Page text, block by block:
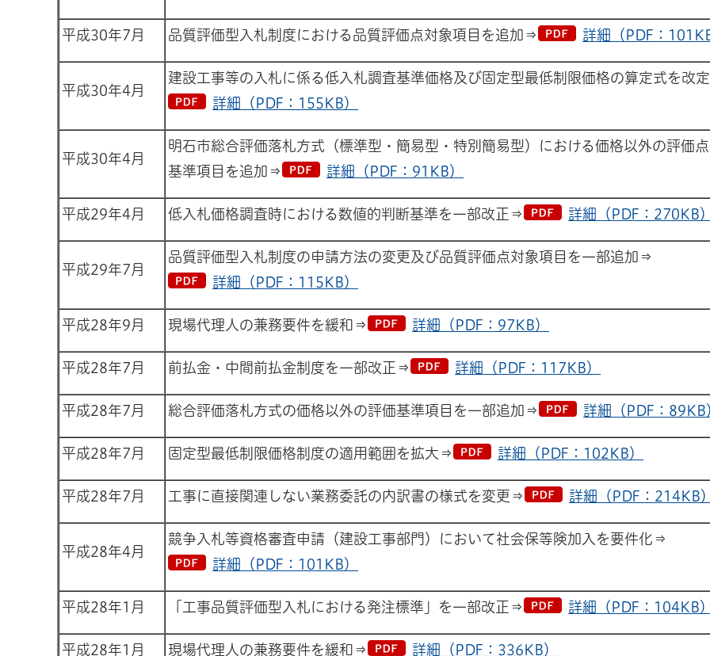
平成30年7月 品質評価型入札制度における品質評価点対象項目を追加⇒ 詳細（PDF：101KB
平成30年4月
建設工事等の入札に係る低入札調査基準価格及び固定型最低制限価格の算定式を改
詳細（PDF：155KB）
平成30年4月
明石市総合評価落札方式（標準型・簡易型・特別簡易型）における価格以外の評価
基準項目を追加⇒
詳細（PDF：91KB）
平成29年4月 低入札価格調査時における数値的判断基準を一部改正⇒ 詳細（PDF：270KB）
平成29年7月
品質評価型入札制度の申請方法の変更及び品質評価点対象項目を一部追加⇒
詳細（PDF：115KB）
平成28年9月 現場代理人の兼務要件を緩和⇒ 詳細（PDF：97KB）
平成28年7月 前払金・中間前払金制度を一部改正⇒ 詳細（PDF：117KB）
平成28年7月 総合評価落札方式の価格以外の評価基準項目を一部追加⇒ 詳細（PDF：89KB
平成28年7月 固定型最低制限価格制度の適用範囲を拡大⇒ 詳細（PDF：102KB）
平成28年7月 工事に直接関連しない業務委託の内訳書の様式を変更⇒ 詳細（PDF：214KB）
平成28年4月
競争入札等資格審査申請（建設工事部門）において社会保等険加入を要件化⇒
詳細（PDF：101KB）
平成28年1月 「工事品質評価型入札における発注標準」を一部改正⇒ 詳細（PDF：104KB）
平成28年1月 現場代理人の兼務要件を緩和⇒ 詳細（PDF：336KB）